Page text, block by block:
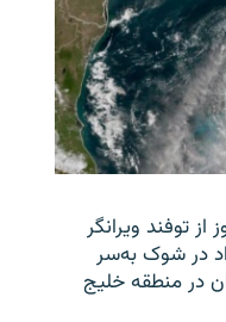
توفند ویرانگر
در شوک به‌سر
در منطقه خلیج